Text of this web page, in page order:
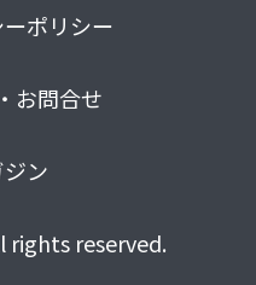
ポリシー
お問合せ
ン
rights reserved.